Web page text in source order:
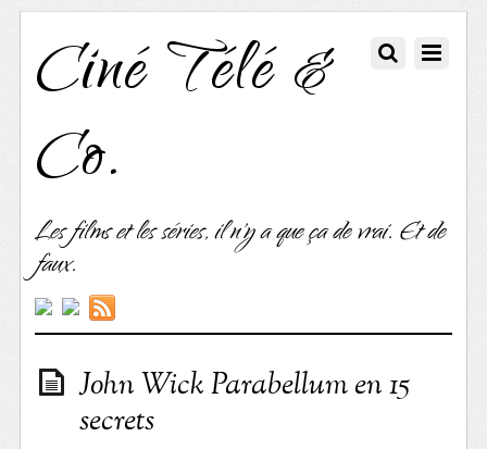
Ciné Télé &
Co.
Les films et les séries, il n'y a que ça de vrai. Et de
faux.
John Wick Parabellum en 15
secrets